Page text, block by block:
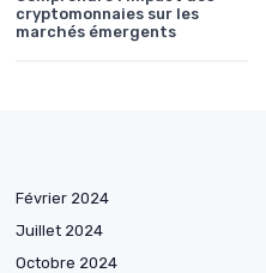
cryptomonnaies sur les
marchés émergents
Février 2024
Juillet 2024
Octobre 2024